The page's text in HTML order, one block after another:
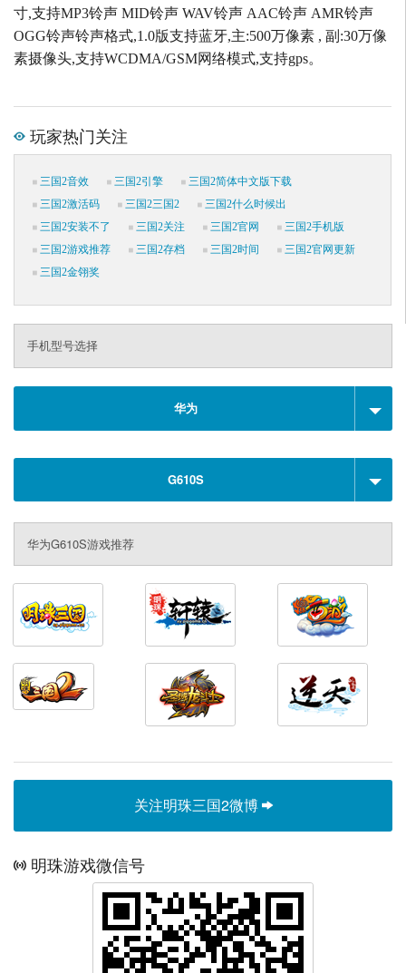
寸,支持MP3铃声 MID铃声 WAV铃声 AAC铃声 AMR铃声
OGG铃声铃声格式,1.0版支持蓝牙,主:500万像素 , 副:30万像
素摄像头,支持WCDMA/GSM网络模式,支持gps。
玩家热门关注
三国2音效 三国2引擎
三国2简体中文版下载
三国2激活码
三国2三国2
三国2什么时候出
三国2安装不了
三国2关注 三国2官网
三国2手机版
三国2游戏推荐
三国2存档 三国2时间
三国2官网更新
三国2金翎奖
手机型号选择
华为
G610S
华为G610S游戏推荐
关注明珠三国2微博
明珠游戏微信号